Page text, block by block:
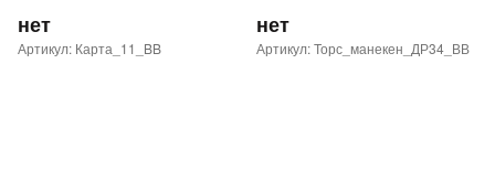
нет
Артикул: Карта_11_BB
нет
Артикул: Торс_манекен_ДР34_ВВ